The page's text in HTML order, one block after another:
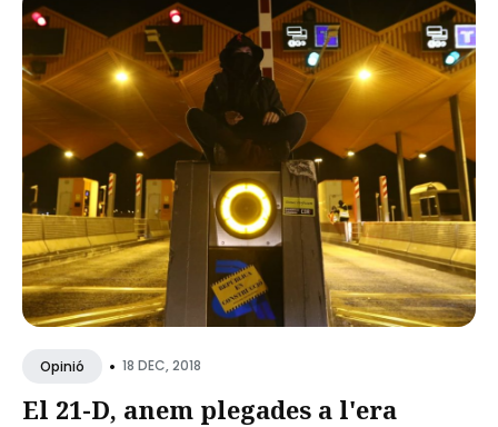
Opinió • 18 DEC, 2018
El 21-D, anem plegades a l'era